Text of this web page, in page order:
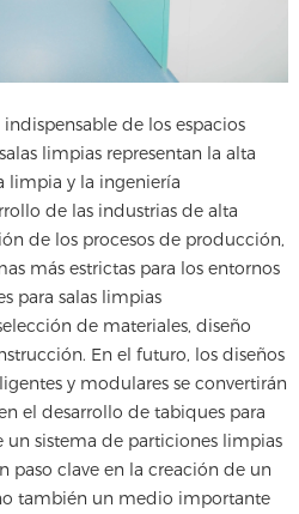
de los espacios
limpias representan la alta
limpia y la ingeniería
de las industrias de alta
de los procesos de producción,
más estrictas para los entornos
para salas limpias
de materiales, diseño
En el futuro, los diseños
y modulares se convertirán
el desarrollo de tabiques para
un sistema de particiones limpias
paso clave en la creación de un
también un medio importante